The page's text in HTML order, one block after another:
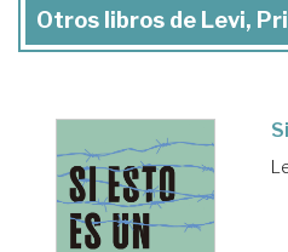
Otros libros de Levi,